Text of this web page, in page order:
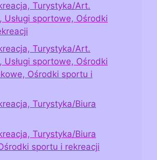
Turystyka/Art.
Usługi sportowe, Ośrodki
Turystyka/Art.
Usługi sportowe, Ośrodki
Ośrodki sportu i
Turystyka/Biura
Turystyka/Biura
sportu i rekreacji